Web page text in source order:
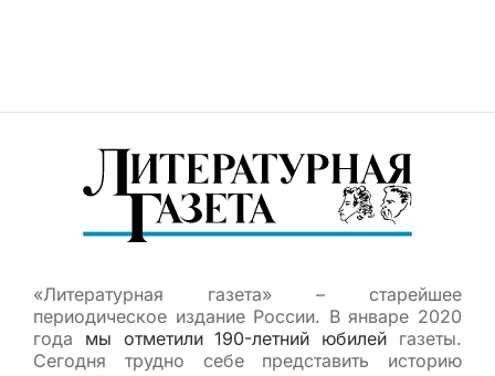
«Литературная газета» – старейшее
периодическое издание России. В январе 2020
года мы отметили 190-летний юбилей газеты.
Сегодня трудно себе представить историю